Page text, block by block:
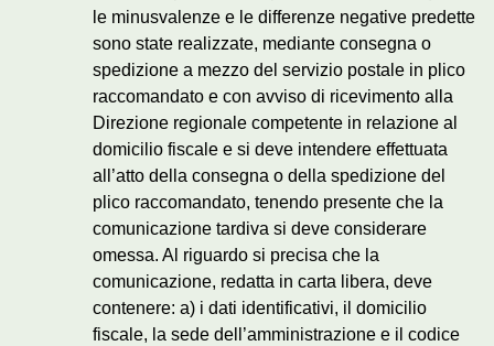
le minusvalenze e le differenze negative predette
sono state realizzate, mediante consegna o
spedizione a mezzo del servizio postale in plico
raccomandato e con avviso di ricevimento alla
Direzione regionale competente in relazione al
domicilio fiscale e si deve intendere effettuata
all’atto della consegna o della spedizione del
plico raccomandato, tenendo presente che la
comunicazione tardiva si deve considerare
omessa. Al riguardo si precisa che la
comunicazione, redatta in carta libera, deve
contenere: a) i dati identificativi, il domicilio
fiscale, la sede dell’amministrazione e il codice